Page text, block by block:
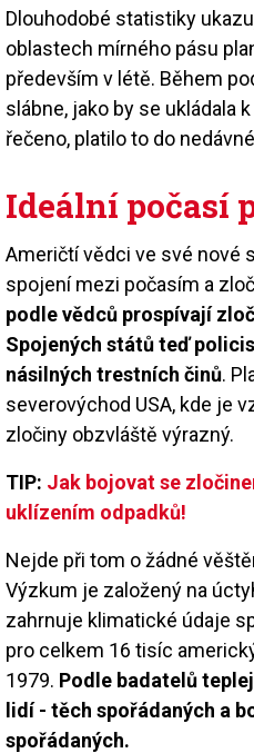
Dlouhodobé statistiky
oblastech mírného pásu
především v létě. Během
slábne, jako by se ukládala
řečeno, platilo to do
Ideální počasí
Američtí vědci ve své nové
spojení mezi počasím a
podle vědců prospívají
Spojených států teď
násilných trestních činů.
severovýchod USA, kde je
zločiny obzvláště výrazný.
TIP: Jak bojovat se
uklízením odpadků!
Nejde při tom o žádné
Výzkum je založený na
zahrnuje klimatické údaje
pro celkem 16 tisíc
1979. Podle badatelů
lidí - těch spořádaných a
spořádaných.